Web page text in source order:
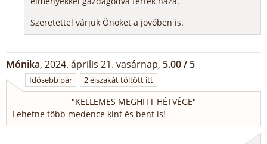
Szeretettel várjuk Önöket a jövőben is.
Mónika, 2024. április 21. vasárnap, 5.00 / 5
Idősebb pár 2 éjszakát töltött itt
"KELLEMES MEGHITT HÉTVÉGE"
Lehetne több medence kint és bent is!